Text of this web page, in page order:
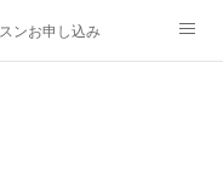
ンお申し込み